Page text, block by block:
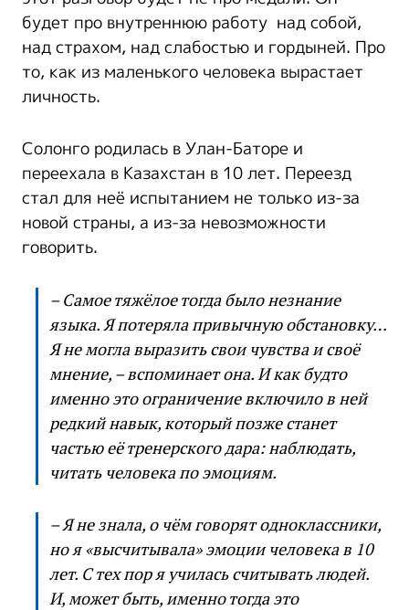
будет про внутреннюю работу над собой,
над страхом, над слабостью и гордыней. Про
то, как из маленького человека вырастает
личность.
Солонго родилась в Улан-Баторе и
переехала в Казахстан в 10 лет. Переезд
стал для неё испытанием не только из-за
новой страны, а из-за невозможности
говорить.
– Самое тяжёлое тогда было незнание
языка. Я потеряла привычную обстановку…
Я не могла выразить свои чувства и своё
мнение, – вспоминает она. И как будто
именно это ограничение включило в ней
редкий навык, который позже станет
частью её тренерского дара: наблюдать,
читать человека по эмоциям.
– Я не знала, о чём говорят одноклассники,
но я «высчитывала» эмоции человека в 10
лет. С тех пор я училась считывать людей.
И, может быть, именно тогда это